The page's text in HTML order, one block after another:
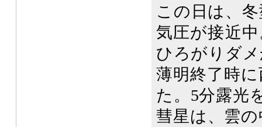
この日は、
気圧が接近
ひろがりダ
薄明終了時
た。5分露光
彗星は、雲